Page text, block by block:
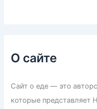
О сайте
Сайт о еде — это
которые представляет